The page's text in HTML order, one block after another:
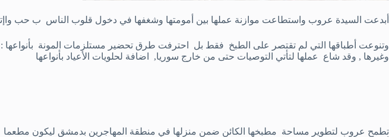
أبدعت السيدة عروب واستطاعت موازنة عملها بين أمومتها وشغفها في دخول قلوب الناس ب حب
وتنوعت أطباقها التي لم تقتصر على الطبخ فقط بل احترفت طرق تحضير مستلزمات المونة
وغيرها , وقد شاع عملها لتأتي التوصيات حتى من خارج سوريا, اضافة لحلويات الأعياد بأنواعها
تطمح عروب لتطوير مساحة مطبخها الكائن ضمن منزلها في منطقة المهاجرين بدمشق ليكون مطعما